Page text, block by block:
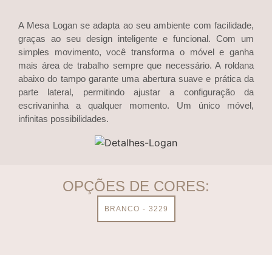
A Mesa Logan se adapta ao seu ambiente com facilidade,
graças ao seu design inteligente e funcional. Com um
simples movimento, você transforma o móvel e ganha
mais área de trabalho sempre que necessário. A roldana
abaixo do tampo garante uma abertura suave e prática da
parte lateral, permitindo ajustar a configuração da
escrivaninha a qualquer momento. Um único móvel,
infinitas possibilidades.
OPÇÕES DE CORES:
BRANCO - 3229